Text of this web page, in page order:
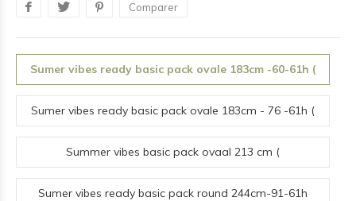
Comparer
Sumer vibes ready basic pack ovale 183cm -60-61h (
531L)
Sumer vibes ready basic pack ovale 183cm - 76 -61h (
531L)
Summer vibes basic pack ovaal 213 cm (
213cm*76cm*61cm) 770 l
Sumer vibes ready basic pack round 244cm-91-61h